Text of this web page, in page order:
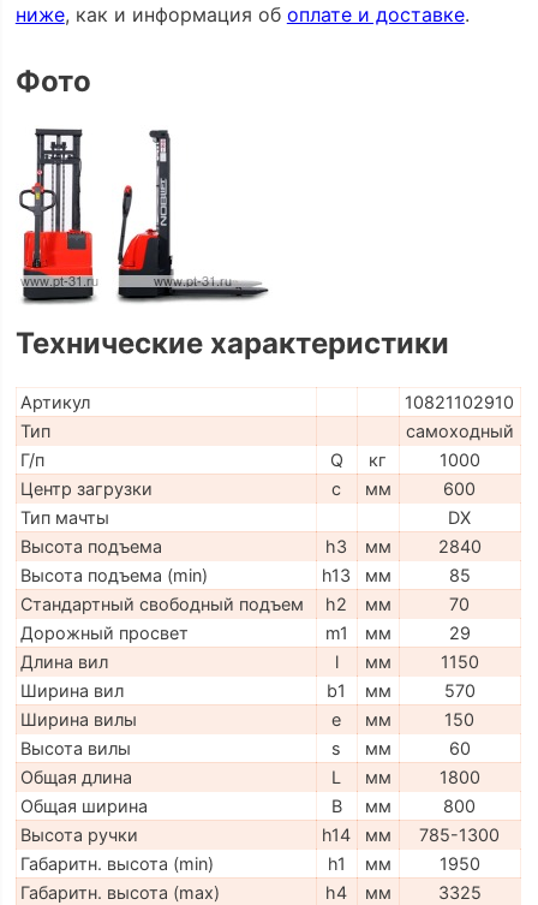
ниже, как и информация об оплате и доставке.
Фото
Технические характеристики
Артикул
10821102910
Тип
самоходный
Г/п
Q кг
1000
Центр загрузки
c мм
600
Тип мачты
DX
Высота подъема
h3 мм
2840
Высота подъема (min)
h13 мм
85
Стандартный свободный подъем
h2 мм
70
Дорожный просвет
m1 мм
29
Длина вил
l мм
1150
Ширина вил
b1 мм
570
Ширина вилы
e мм
150
Высота вилы
s мм
60
Общая длина
L мм
1800
Общая ширина
B мм
800
Высота ручки
h14 мм
785-1300
Габаритн. высота (min)
h1 мм
1950
Габаритн. высота (max)
h4 мм
3325